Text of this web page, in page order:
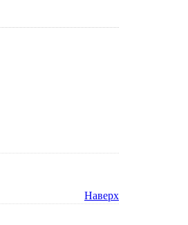
Наверх